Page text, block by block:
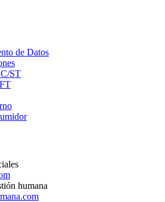
de Datos
in
ST
new
window
in
Opens
humana